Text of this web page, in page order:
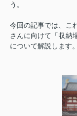
う。
今回の記事では、こ
さんに向けて「収納
について解説します。